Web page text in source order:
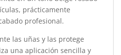
prácticamente
profesional.
las uñas y las protege
una aplicación sencilla y